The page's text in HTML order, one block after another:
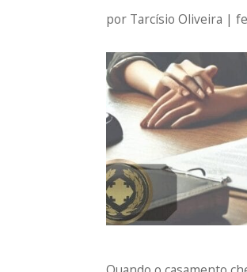
por Tarcísio Oliveira |